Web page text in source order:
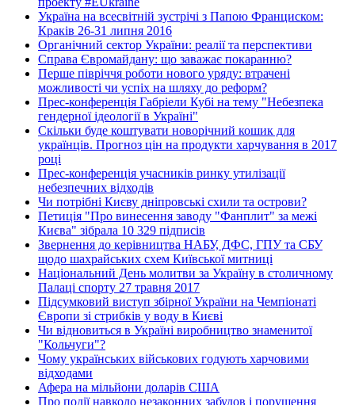
Україна на всесвітній зустрічі з Папою Франциском:
Краків 26-31 липня 2016
Органічний сектор України: реалії та перспективи
Справа Євромайдану: що заважає покаранню?
Перше півріччя роботи нового уряду: втрачені
можливості чи успіх на шляху до реформ?
Прес-конференція Габріели Кубі на тему "Небезпека
гендерної ідеології в Україні"
Скільки буде коштувати новорічний кошик для
українців. Прогноз цін на продукти харчування в 2017
році
Прес-конференція учасників ринку утилізації
небезпечних відходів
Чи потрібні Києву дніпровські схили та острови?
Петиція "Про винесення заводу "Фанплит" за межі
Києва" зібрала 10 329 підписів
Звернення до керівництва НАБУ, ДФС, ГПУ та СБУ
щодо шахрайських схем Київської митниці
Національний День молитви за Україну в столичному
Палаці спорту 27 травня 2017
Підсумковий виступ збірної України на Чемпіонаті
Європи зі стрибків у воду в Києві
Чи відновиться в Україні виробництво знаменитої
"Кольчуги"?
Чому українських військових годують харчовими
відходами
Афера на мільйони доларів США
Про події навколо незаконних забудов і порушення